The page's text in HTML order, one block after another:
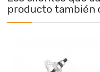
producto también